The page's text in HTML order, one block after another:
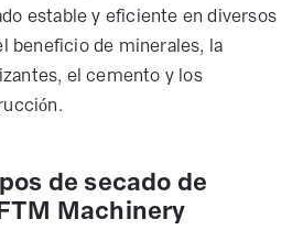
estable y eficiente en diversos
beneficio de minerales, la
el cemento y los
de secado de
Machinery